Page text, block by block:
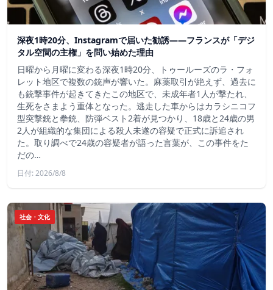
深夜1時20分、Instagramで届いた勧誘――フランスが「デジ
タル空間の主権」を問い始めた理由
日曜から月曜に変わる深夜1時20分、トゥールーズのラ・フォ
レット地区で複数の銃声が響いた。麻薬取引が絶えず、過去に
も銃撃事件が起きてきたこの地区で、未成年者1人が撃たれ、
生死をさまよう重体となった。逃走した車からはカラシニコフ
型突撃銃と拳銃、防弾ベスト2着が見つかり、18歳と24歳の男
2人が組織的な集団による殺人未遂の容疑で正式に訴追され
た。取り調べで24歳の容疑者が語った言葉が、この事件をた
だの…
日付: 2026/8/8
社会・文化